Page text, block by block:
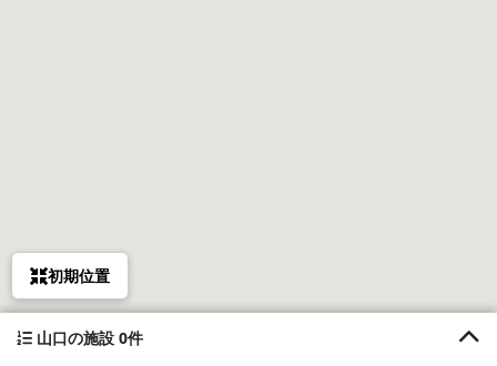
初期位置
山口の施設 0件